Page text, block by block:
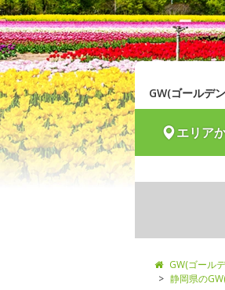
GW(ゴールデ
エリア
GW(ゴール
静岡県の